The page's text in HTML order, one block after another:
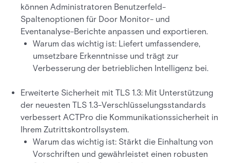
können Administratoren Benutzerfeld-
Spaltenoptionen für Door Monitor- und
Eventanalyse-Berichte anpassen und exportieren.
Warum das wichtig ist: Liefert umfassendere,
umsetzbare Erkenntnisse und trägt zur
Verbesserung der betrieblichen Intelligenz bei.
Erweiterte Sicherheit mit TLS 1.3: Mit Unterstützung
der neuesten TLS 1.3-Verschlüsselungsstandards
verbessert ACTPro die Kommunikationssicherheit in
Ihrem Zutrittskontrollsystem.
Warum das wichtig ist: Stärkt die Einhaltung von
Vorschriften und gewährleistet einen robusten